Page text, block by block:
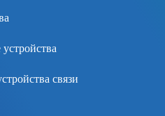
связи